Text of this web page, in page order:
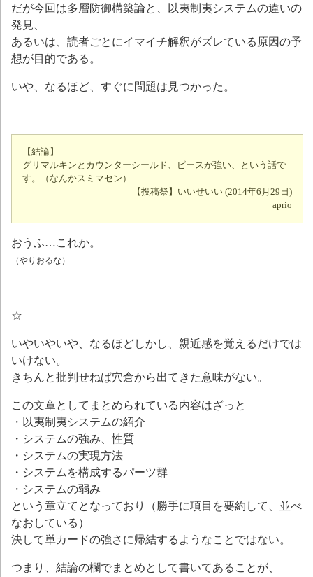
だが今回は多層防御構築論と、以夷制夷システムの違いの
発見、
あるいは、読者ごとにイマイチ解釈がズレている原因の予
想が目的である。
いや、なるほど、すぐに問題は見つかった。
【結論】
グリマルキンとカウンターシールド、ピースが強い、という話で
す。（なんかスミマセン）
【投稿祭】いいせいい (2014年6月29日)
aprio
おうふ…これか。
（やりおるな）
☆
いやいやいや、なるほどしかし、親近感を覚えるだけでは
いけない。
きちんと批判せねば穴倉から出てきた意味がない。
この文章としてまとめられている内容はざっと
・以夷制夷システムの紹介
・システムの強み、性質
・システムの実現方法
・システムを構成するパーツ群
・システムの弱み
という章立てとなっており（勝手に項目を要約して、並べ
なおしている）
決して単カードの強さに帰結するようなことではない。
つまり、結論の欄でまとめとして書いてあることが、